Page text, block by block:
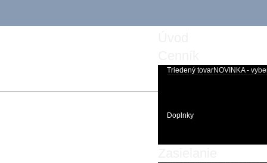
Triedený tovarNOVINKA -
Doplnky